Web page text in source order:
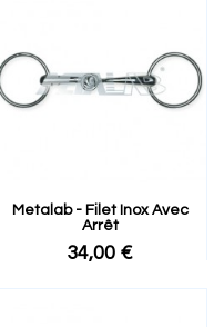
Metalab - Filet Inox Avec
Arrêt
34,00 €